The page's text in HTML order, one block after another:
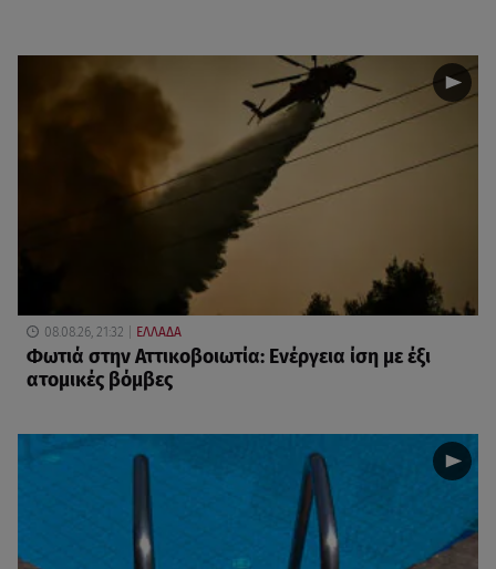
08.08.26, 21:32 ΕΛΛΑΔΑ
Φωτιά στην Αττικοβοιωτία: Ενέργεια ίση με έξι
ατομικές βόμβες